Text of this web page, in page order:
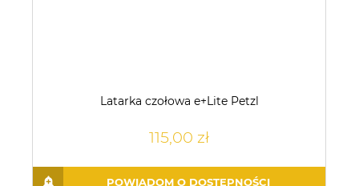
Latarka czołowa e+Lite Petzl
115,00 zł
POWIADOM O DOSTĘPNOŚCI